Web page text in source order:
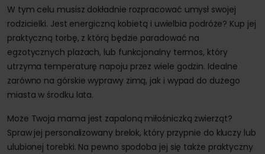
W tym celu musisz dokładnie rozpracować umysł swojej
rodzicielki. Jest energiczną kobietą i uwielbia podróże? Kup jej
praktyczną torbę, z którą będzie paradować na
egzotycznych plażach, lub funkcjonalny termos, który
utrzyma temperaturę napoju przez wiele godzin. Idealne
zarówno na górskie wyprawy zimą, jak i wypad do dużego
miasta w środku lata.
Może Twoja mama jest zapaloną miłośniczką zwierząt?
Spraw jej personalizowany brelok, który przypnie do kluczy lub
ulubionej torebki. Na pewno spodoba jej się także praktyczny